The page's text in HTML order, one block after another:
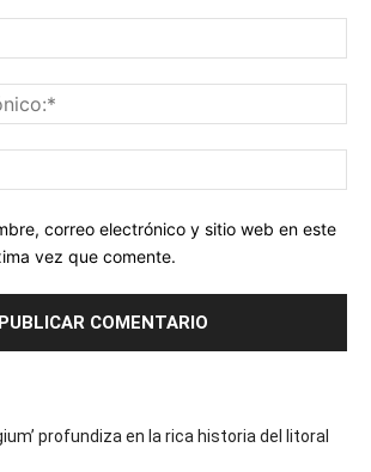
correo electrónico y sitio web en este
vez que comente.
profundiza en la rica historia del litoral